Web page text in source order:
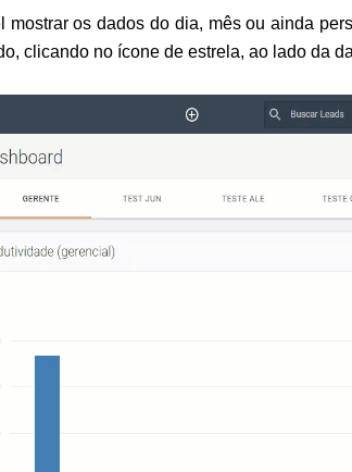
mostrar os dados do dia, mês ou ainda
clicando no ícone de estrela, ao lado da